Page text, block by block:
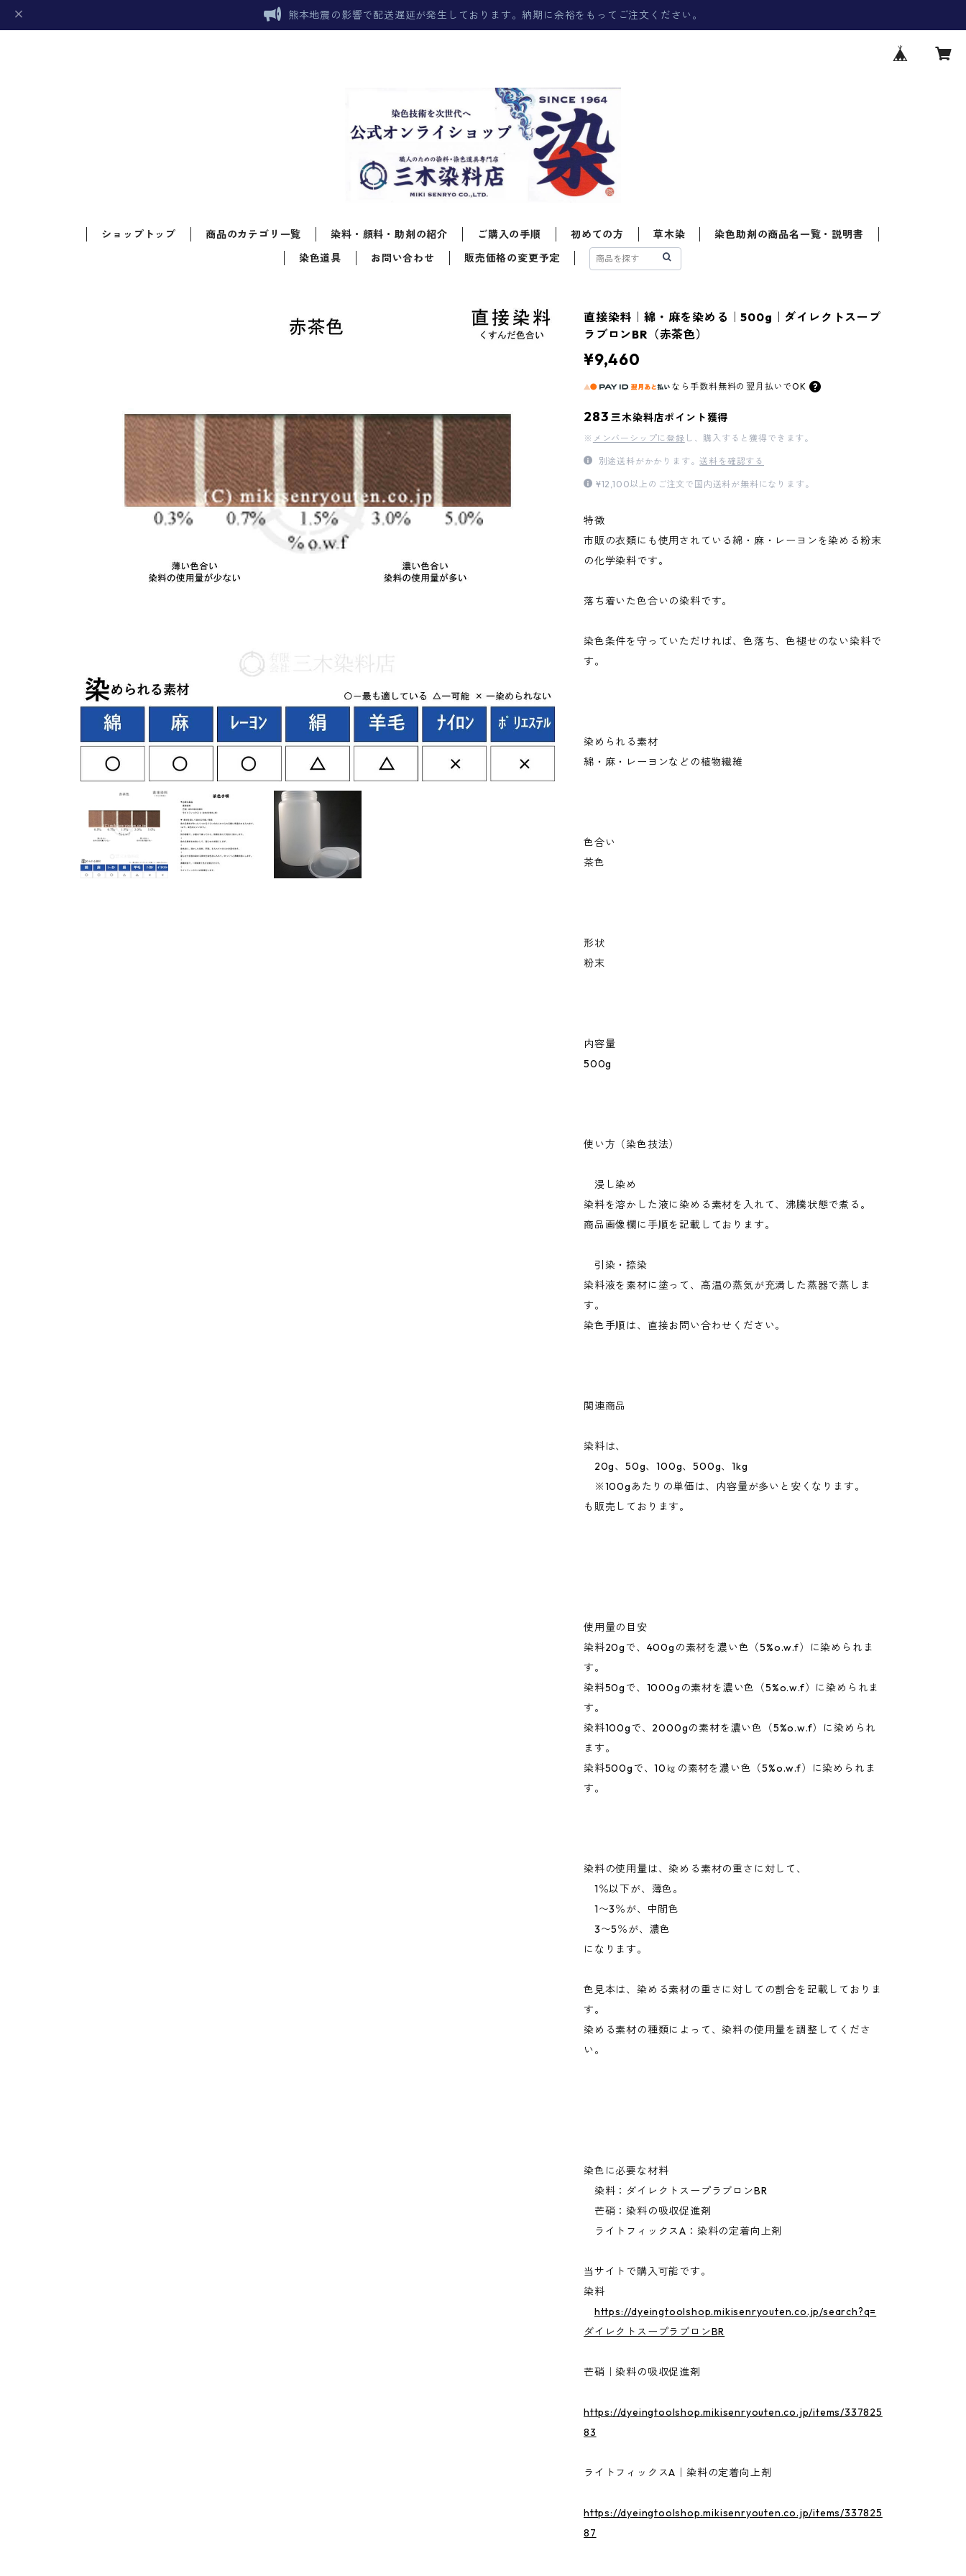
熊本地震の影響で配送遅延が発生しております。納期に余裕をもってご注文ください。
ショップトップ 商品のカテゴリ一覧 染料・顔料・助剤の紹介 ご購入の手順 初めての方 草木染
染色助剤の商品名一覧・説明書
染色道具
お問い合わせ 販売価格の変更予定
直接染料｜綿・麻を染める｜500g｜ダイレクトスープ
ラブロンBR（赤茶色）
¥9,460
なら 手数料無料の 翌月払いでOK
283 三木染料店ポイント獲得
※ メンバーシップに登録 し、購入すると獲得できます。
別途送料がかかります。送料を確認する
¥12,100以上のご注文で国内送料が無料になります。
特徴
市販の衣類にも使用されている綿・麻・レーヨンを染める粉末
の化学染料です。
落ち着いた色合いの染料です。
染色条件を守っていただければ、色落ち、色褪せのない染料で
す。
染められる素材
綿・麻・レーヨンなどの植物繊維
色合い
茶色
形状
粉末
内容量
500g
使い方（染色技法）
浸し染め
染料を溶かした液に染める素材を入れて、沸騰状態で煮る。
商品画像欄に手順を記載しております。
引染・捺染
染料液を素材に塗って、高温の蒸気が充満した蒸器で蒸しま
す。
染色手順は、直接お問い合わせください。
関連商品
染料は、
20g、50g、100g、500g、1kg
※100gあたりの単価は、内容量が多いと安くなります。
も販売しております。
使用量の目安
染料20gで、400gの素材を濃い色（5%o.w.f）に染められま
す。
染料50gで、1000gの素材を濃い色（5%o.w.f）に染められま
す。
染料100gで、2000gの素材を濃い色（5%o.w.f）に染められ
ます。
染料500gで、10㎏の素材を濃い色（5%o.w.f）に染められま
す。
染料の使用量は、染める素材の重さに対して、
1％以下が、薄色。
1〜3％が、中間色
3〜5％が、濃色
になります。
色見本は、染める素材の重さに対しての割合を記載しておりま
す。
染める素材の種類によって、染料の使用量を調整してくださ
い。
染色に必要な材料
染料：ダイレクトスープラブロンBR
芒硝：染料の吸収促進剤
ライトフィックスA：染料の定着向上剤
当サイトで購入可能です。
染料
https://dyeingtoolshop.mikisenryouten.co.jp/search?q=
ダイレクトスープラブロンBR
芒硝｜染料の吸収促進剤
https://dyeingtoolshop.mikisenryouten.co.jp/items/337825
83
ライトフィックスA｜染料の定着向上剤
https://dyeingtoolshop.mikisenryouten.co.jp/items/337825
87